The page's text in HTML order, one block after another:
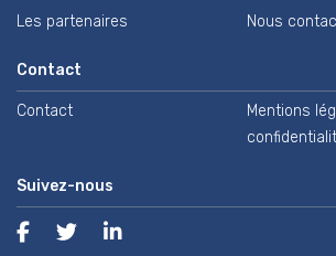
Les partenaires
Nous
Contact
Contact
Mentions
Suivez-nous